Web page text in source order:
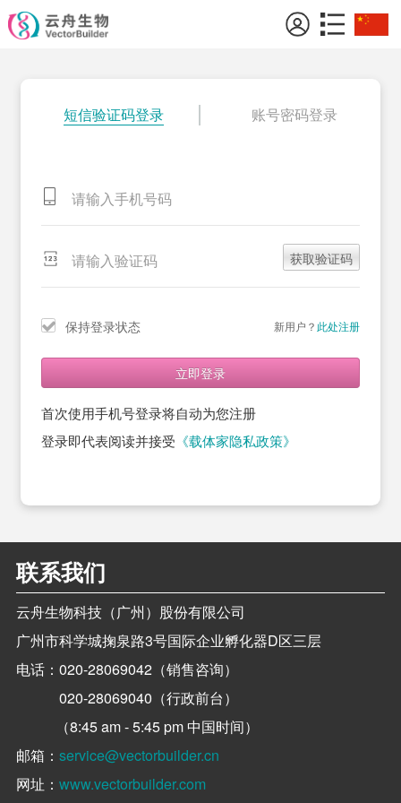
短信验证码登录 账号密码登录
获取验证码
保持登录状态 新用户？ 此处注册
立即登录
首次使用手机号登录将自动为您注册
登录即代表阅读并接受 《载体家隐私政策》
联系我们
云舟生物科技（广州）股份有限公司
广州市科学城掬泉路3号国际企业孵化器D区三层
电话：020-28069042（销售咨询）
020-28069040（行政前台）
（8:45 am - 5:45 pm 中国时间）
邮箱：service@vectorbuilder.cn
网址：www.vectorbuilder.com